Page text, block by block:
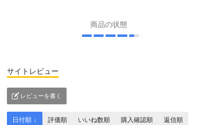
商品の状態
サイトレビュー
レビューを書く
日付順 ↓ 評価順 いいね数順 購入確認順 返信順